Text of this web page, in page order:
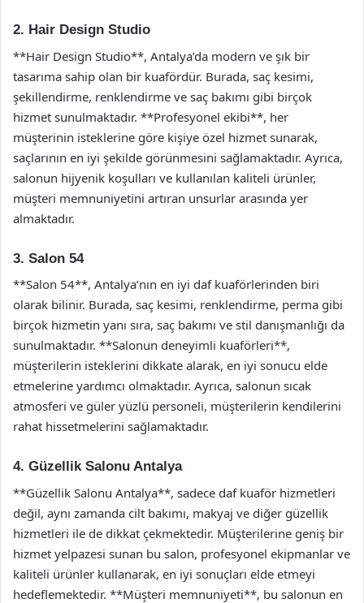
2. Hair Design Studio
**Hair Design Studio**, Antalya’da modern ve şık bir
tasarıma sahip olan bir kuafördür. Burada, saç kesimi,
şekillendirme, renklendirme ve saç bakımı gibi birçok
hizmet sunulmaktadır. **Profesyonel ekibi**, her
müşterinin isteklerine göre kişiye özel hizmet sunarak,
saçlarının en iyi şekilde görünmesini sağlamaktadır. Ayrıca,
salonun hijyenik koşulları ve kullanılan kaliteli ürünler,
müşteri memnuniyetini artıran unsurlar arasında yer
almaktadır.
3. Salon 54
**Salon 54**, Antalya’nın en iyi daf kuaförlerinden biri
olarak bilinir. Burada, saç kesimi, renklendirme, perma gibi
birçok hizmetin yanı sıra, saç bakımı ve stil danışmanlığı da
sunulmaktadır. **Salonun deneyimli kuaförleri**,
müşterilerin isteklerini dikkate alarak, en iyi sonucu elde
etmelerine yardımcı olmaktadır. Ayrıca, salonun sıcak
atmosferi ve güler yüzlü personeli, müşterilerin kendilerini
rahat hissetmelerini sağlamaktadır.
4. Güzellik Salonu Antalya
**Güzellik Salonu Antalya**, sadece daf kuaför hizmetleri
değil, aynı zamanda cilt bakımı, makyaj ve diğer güzellik
hizmetleri ile de dikkat çekmektedir. Müşterilerine geniş bir
hizmet yelpazesi sunan bu salon, profesyonel ekipmanlar ve
kaliteli ürünler kullanarak, en iyi sonuçları elde etmeyi
hedeflemektedir. **Müşteri memnuniyeti**, bu salonun en